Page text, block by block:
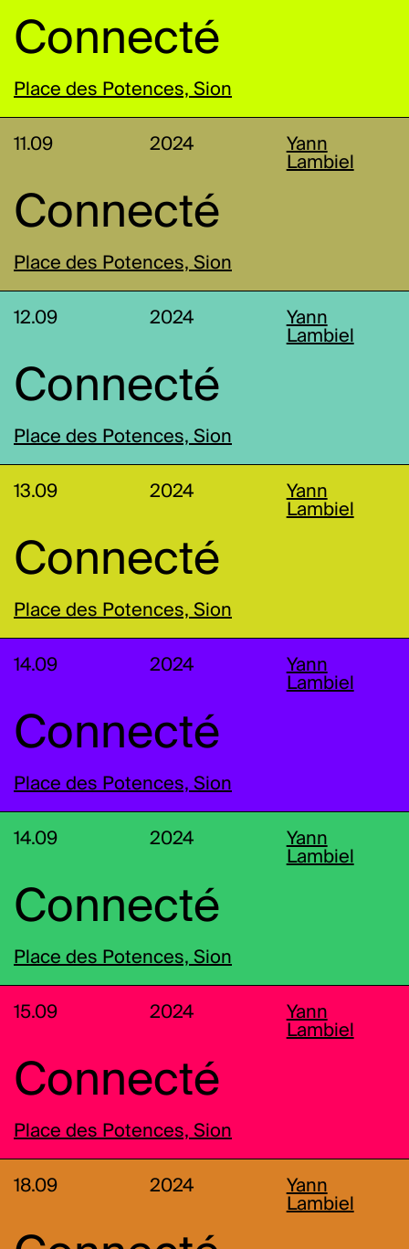
Connecté
Place des Potences, Sion
11.09 2024
Yann
Lambiel
Connecté
Place des Potences, Sion
12.09 2024
Yann
Lambiel
Connecté
Place des Potences, Sion
13.09 2024
Yann
Lambiel
Connecté
Place des Potences, Sion
14.09 2024
Yann
Lambiel
Connecté
Place des Potences, Sion
14.09 2024
Yann
Lambiel
Connecté
Place des Potences, Sion
15.09 2024
Yann
Lambiel
Connecté
Place des Potences, Sion
18.09 2024
Yann
Lambiel